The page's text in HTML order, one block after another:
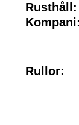
Rusthåll:
Kompani:
Rullor: